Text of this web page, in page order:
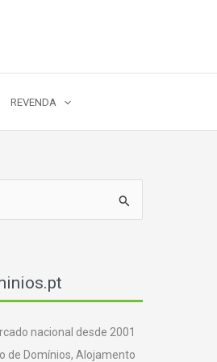
REVENDA
nacional desde 2001
de Domínios, Alojamento